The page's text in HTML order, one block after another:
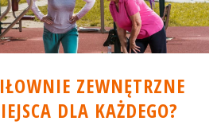
ZEWNĘTRZNE
DLA KAŻDEGO?